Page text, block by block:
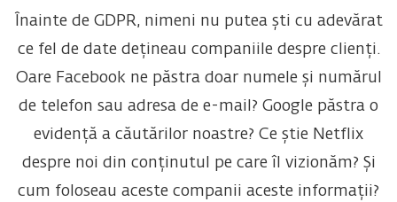
Înainte de GDPR, nimeni nu putea ști cu adevărat
ce fel de date dețineau companiile despre clienți.
Oare Facebook ne păstra doar numele și numărul
de telefon sau adresa de e-mail? Google păstra o
evidență a căutărilor noastre? Ce știe Netflix
despre noi din conținutul pe care îl vizionăm? Și
cum foloseau aceste companii aceste informații?